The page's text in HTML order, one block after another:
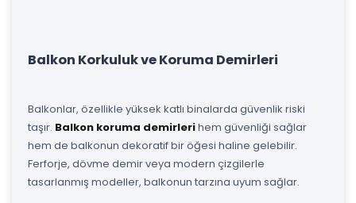
Balkon Korkuluk ve Koruma Demirleri
Balkonlar, özellikle yüksek katlı binalarda güvenlik riski
taşır. Balkon koruma demirlerihem güvenliği sağlar
hem de balkonun dekoratif bir öğesi haline gelebilir.
Ferforje, dövme demir veya modern çizgilerle
tasarlanmış modeller, balkonun tarzına uyum sağlar.